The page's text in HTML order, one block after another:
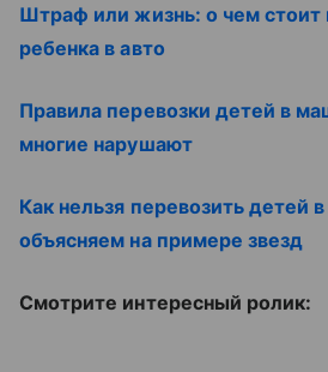
Штраф или жизнь: о чем стоит
ребенка в авто
Правила перевозки детей в
многие нарушают
Как нельзя перевозить детей
объясняем на примере звезд
Смотрите интересный ролик: